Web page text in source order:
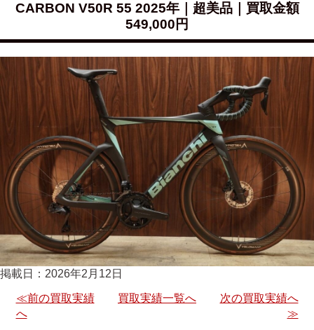
CARBON V50R 55 2025年｜超美品｜買取金額
549,000円
掲載日：2026年2月12日
≪前の買取実績
へ
買取実績一覧へ
次の買取実績へ
≫